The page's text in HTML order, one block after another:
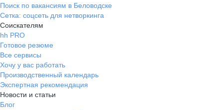
Поиск по вакансиям в Беловодске
Сетка: соцсеть для нетворкинга
Соискателям
hh PRO
Готовое резюме
Все сервисы
Хочу у вас работать
Производственный календарь
Экспертная рекомендация
Новости и статьи
Блог